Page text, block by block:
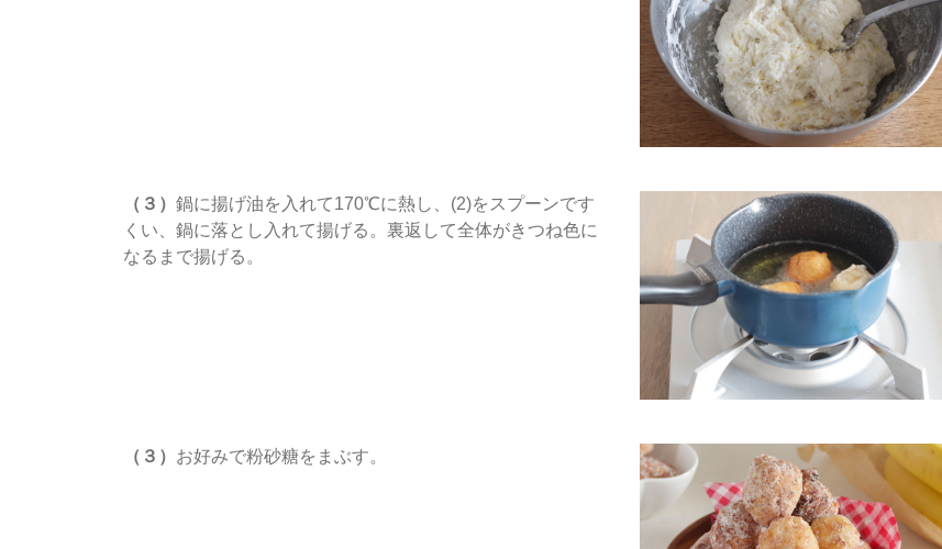
（３） 鍋に揚げ油を入れて170℃に熱し、(2)をスプーンです
くい、鍋に落とし入れて揚げる。裏返して全体がきつね色に
なるまで揚げる。
（３） お好みで粉砂糖をまぶす。